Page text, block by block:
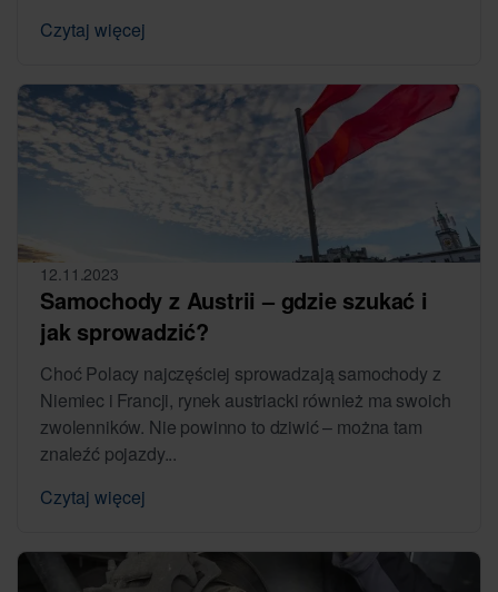
Czytaj więcej
12.11.2023
Samochody z Austrii – gdzie szukać i
jak sprowadzić?
Choć Polacy najczęściej sprowadzają samochody z
Niemiec i Francji, rynek austriacki również ma swoich
zwolenników. Nie powinno to dziwić – można tam
znaleźć pojazdy...
Czytaj więcej